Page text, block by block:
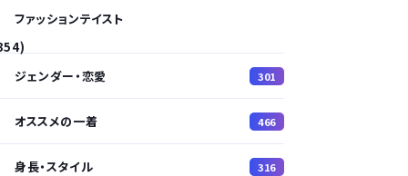
ファッションテイスト
ジェンダー・恋愛
301
オススメの一着 466
身長・スタイル 316